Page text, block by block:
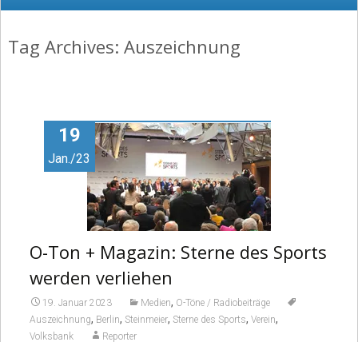
Nachrichten, Texte, Podcast, O-Töne,
Video
Tag Archives: Auszeichnung
19
Jan./23
O-Ton + Magazin: Sterne des Sports
werden verliehen
19. Januar 2023 Medien, O-Töne / Radiobeiträge
Auszeichnung, Berlin, Steinmeier, Sterne des Sports, Verein,
Volksbank Reporter